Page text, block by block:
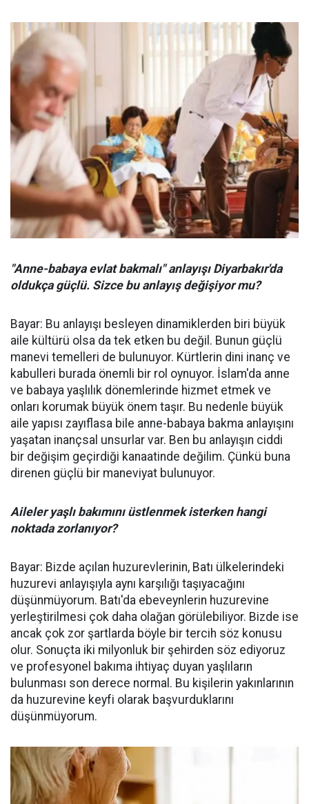
"Anne-babaya evlat bakmalı" anlayışı Diyarbakır'da
oldukça güçlü. Sizce bu anlayış değişiyor mu?
Bayar: Bu anlayışı besleyen dinamiklerden biri büyük
aile kültürü olsa da tek etken bu değil. Bunun güçlü
manevi temelleri de bulunuyor. Kürtlerin dini inanç ve
kabulleri burada önemli bir rol oynuyor. İslam'da anne
ve babaya yaşlılık dönemlerinde hizmet etmek ve
onları korumak büyük önem taşır. Bu nedenle büyük
aile yapısı zayıflasa bile anne-babaya bakma anlayışını
yaşatan inançsal unsurlar var. Ben bu anlayışın ciddi
bir değişim geçirdiği kanaatinde değilim. Çünkü buna
direnen güçlü bir maneviyat bulunuyor.
Aileler yaşlı bakımını üstlenmek isterken hangi
noktada zorlanıyor?
Bayar: Bizde açılan huzurevlerinin, Batı ülkelerindeki
huzurevi anlayışıyla aynı karşılığı taşıyacağını
düşünmüyorum. Batı'da ebeveynlerin huzurevine
yerleştirilmesi çok daha olağan görülebiliyor. Bizde ise
ancak çok zor şartlarda böyle bir tercih söz konusu
olur. Sonuçta iki milyonluk bir şehirden söz ediyoruz
ve profesyonel bakıma ihtiyaç duyan yaşlıların
bulunması son derece normal. Bu kişilerin yakınlarının
da huzurevine keyfi olarak başvurduklarını
düşünmüyorum.